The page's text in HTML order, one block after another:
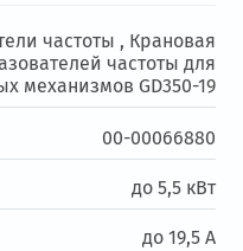
частоты , Крановая
частоты для
механизмов GD350-19
00-00066880
до 5,5 кВт
до 19,5 А